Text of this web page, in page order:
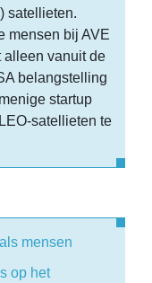
satellieten.
mensen bij AVE
alleen vanuit de
belangstelling
startup
satellieten te
mensen
op het